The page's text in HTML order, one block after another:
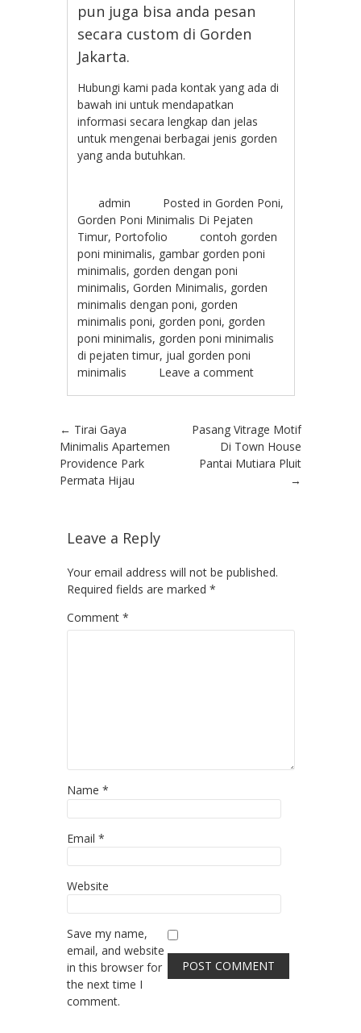
pun juga bisa anda pesan
secara custom di Gorden
Jakarta.
Hubungi kami pada kontak yang ada di
bawah ini untuk mendapatkan
informasi secara lengkap dan jelas
untuk mengenai berbagai jenis gorden
yang anda butuhkan.
admin Posted inGorden Poni,
Gorden Poni Minimalis Di Pejaten
Timur, Portofolio
contoh gorden
poni minimalis, gambar gorden poni
minimalis, gorden dengan poni
minimalis,Gorden Minimalis, gorden
minimalis dengan poni, gorden
minimalis poni, gorden poni, gorden
poni minimalis, gorden poni minimalis
di pejaten timur, jual gorden poni
minimalis
Leave a comment
Post navigation
← Tirai Gaya
Minimalis Apartemen
Providence Park
Permata Hijau
Pasang Vitrage Motif
Di Town House
Pantai Mutiara Pluit
→
Leave a Reply
Your email address will not be published.
Required fields are marked *
Comment *
Name *
Email *
Website
Save my name,
email, and website
in this browser for
the next time I
comment.